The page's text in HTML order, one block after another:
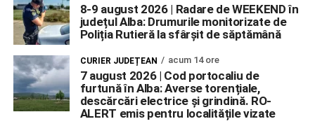
8-9 august 2026 | Radare de WEEKEND în
județul Alba: Drumurile monitorizate de
Poliția Rutieră la sfârșit de săptămână
CURIER JUDEȚEAN acum 14 ore
7 august 2026 | Cod portocaliu de
furtună în Alba: Averse torențiale,
descărcări electrice și grindină. RO-
ALERT emis pentru localitățile vizate